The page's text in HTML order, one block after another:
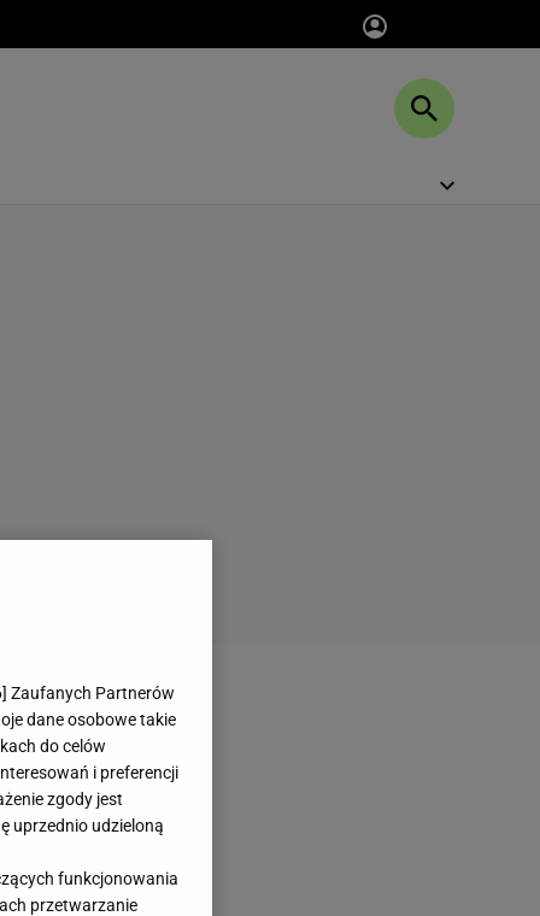
] Zaufanych Partnerów
dane osobowe takie
do celów
i preferencji
zgody jest
uprzednio udzieloną
funkcjonowania
przetwarzanie